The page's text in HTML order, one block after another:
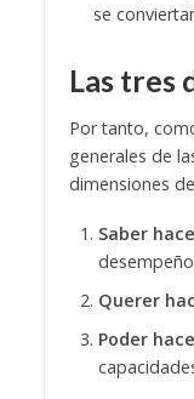
se
Las tres
Por tanto,
generales de
dimensiones
Saber
Querer
Poder